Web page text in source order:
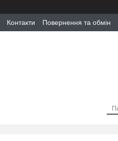
Контакти Повернення та обмін